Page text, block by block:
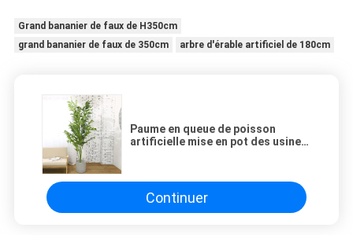
Grand bananier de faux de H350cm
grand bananier de faux de 350cm
arbre d'érable artificiel de 180cm
Paume en queue de poisson
artificielle mise en pot des usines
Continuer